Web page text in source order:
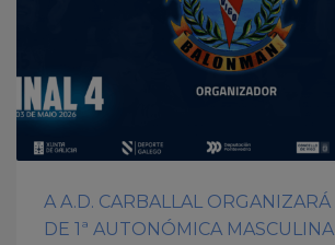
A A.D. CARBALLAL
DE 1ª AUTONÓMICA